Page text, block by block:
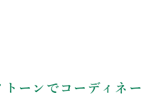
トーンでコーディネー